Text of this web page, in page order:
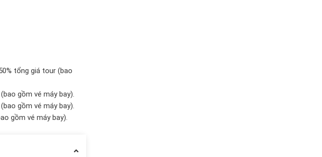
tổng giá tour (bao
gồm vé máy bay).
gồm vé máy bay).
gồm vé máy bay).